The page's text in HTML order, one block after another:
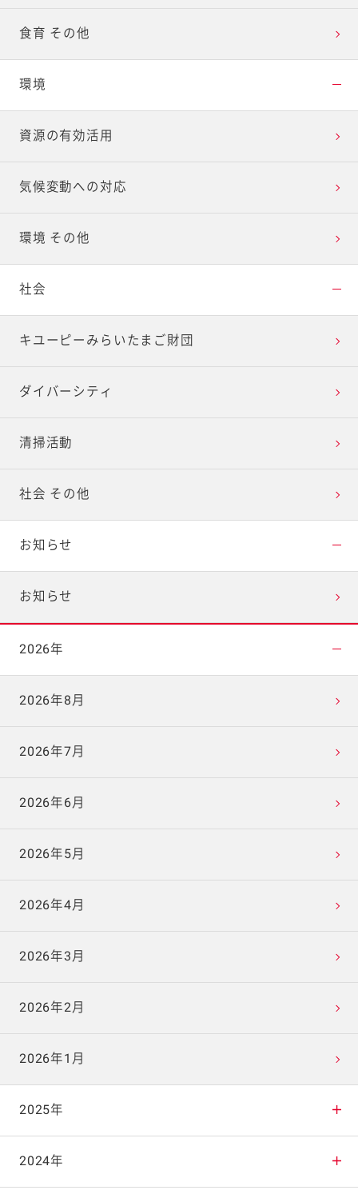
食育 その他
環境
資源の有効活用
気候変動への対応
環境 その他
社会
キユーピーみらいたまご財団
ダイバーシティ
清掃活動
社会 その他
お知らせ
お知らせ
2026年
2026年8月
2026年7月
2026年6月
2026年5月
2026年4月
2026年3月
2026年2月
2026年1月
2025年
2025年12月
2024年